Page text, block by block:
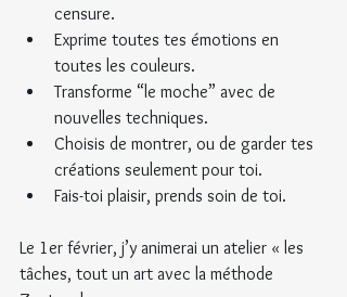
censure.
Exprime toutes tes émotions en
toutes les couleurs.
Transforme “le moche” avec de
nouvelles techniques.
Choisis de montrer, ou de garder tes
créations seulement pour toi.
Fais-toi plaisir, prends soin de toi.
Le 1er février, j’y animerai un atelier « les
tâches, tout un art avec la méthode